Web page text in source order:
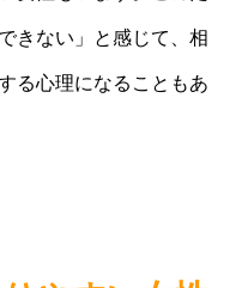
きない」と感じて、相
る心理になることもあ